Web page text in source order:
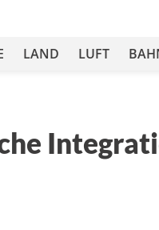
LAND LUFT